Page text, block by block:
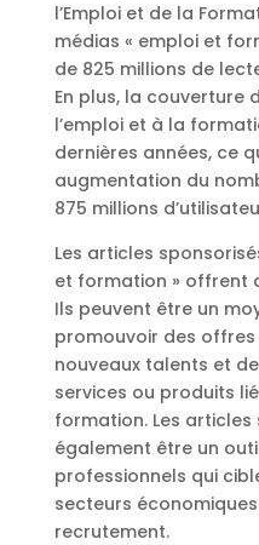
l’Emploi et de la
médias « emploi et
de 825 millions de
En plus, la couverture
l’emploi et à la
dernières années, ce
augmentation du
875 millions
Les articles
et formation » offrent
Ils peuvent être un
promouvoir des offres
nouveaux talents et
services ou produits
formation. Les
également être un
professionnels qui
secteurs
recrutement.